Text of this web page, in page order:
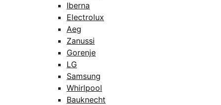
Iberna
Electrolux
Aeg
Zanussi
Gorenje
LG
Samsung
Whirlpool
Bauknecht